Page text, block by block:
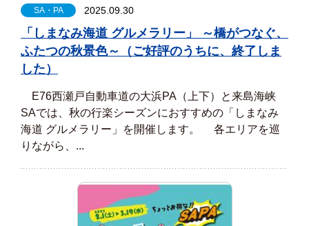
SA・PA 2025.09.30
「しまなみ海道 グルメラリー」 ～橋がつなぐ、
ふたつの秋景色～（ご好評のうちに、終了しま
した）
E76西瀬戸自動車道の大浜PA（上下）と来島海峡
SAでは、秋の行楽シーズンにおすすめの「しまなみ
海道 グルメラリー」を開催します。 各エリアを巡
りながら、...